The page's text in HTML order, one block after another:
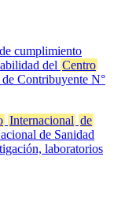
cumplimiento
del Centro
Contribuyente N°
Internacional de
de Sanidad
laboratorios